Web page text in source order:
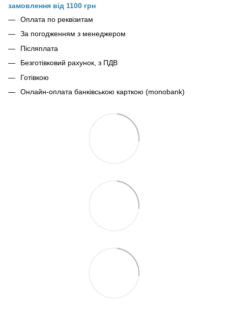
замовлення від 1100 грн
Оплата по реквізитам
За погодженням з менеджером
Післяплата
Безготівковий рахунок, з ПДВ
Готівкою
Онлайн-оплата банківською карткою (monobank)